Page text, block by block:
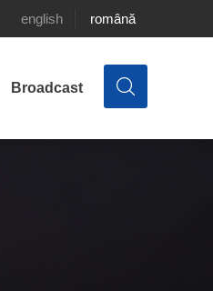
english română
Broadcast